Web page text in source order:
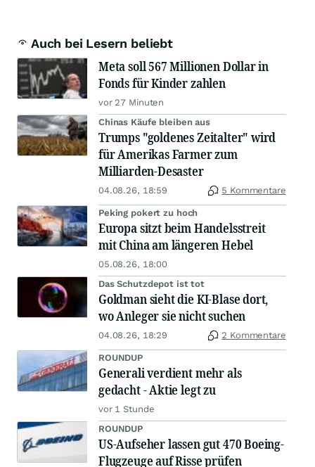
Auch bei Lesern beliebt
Meta soll 567 Millionen Dollar in
Fonds für Kinder zahlen
vor 27 Minuten
Chinas Käufe bleiben aus
Trumps "goldenes Zeitalter" wird
für Amerikas Farmer zum
Milliarden-Desaster
04.08.26, 18:59 5 Kommentare
Peking pokert zu hoch
Europa sitzt beim Handelsstreit
mit China am längeren Hebel
05.08.26, 18:00
Das Schutzdepot ist tot
Goldman sieht die KI-Blase dort,
wo Anleger sie nicht suchen
04.08.26, 18:29 2 Kommentare
ROUNDUP
Generali verdient mehr als
gedacht - Aktie legt zu
vor 1 Stunde
ROUNDUP
US-Aufseher lassen gut 470 Boeing-
Flugzeuge auf Risse prüfen